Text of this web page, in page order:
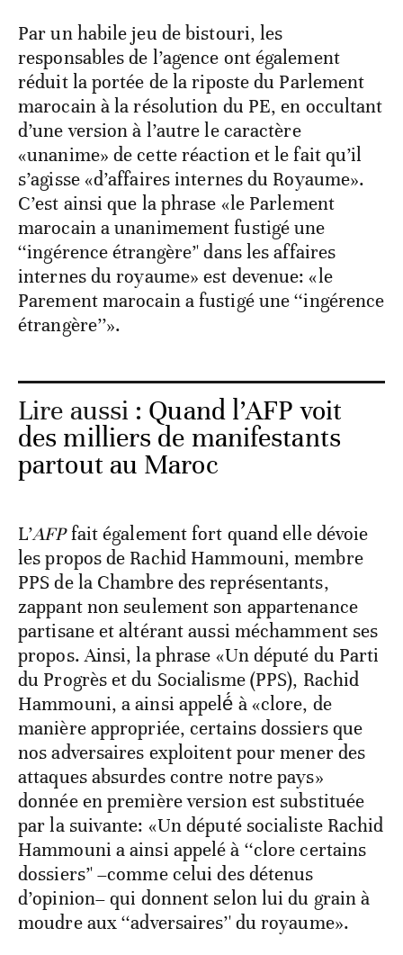
Par un habile jeu de bistouri, les
responsables de l’agence ont également
réduit la portée de la riposte du Parlement
marocain à la résolution du PE, en occultant
d’une version à l’autre le caractère
«unanime» de cette réaction et le fait qu’il
s’agisse «d’affaires internes du Royaume».
C’est ainsi que la phrase «le Parlement
marocain a unanimement fustigé une
‘‘ingérence étrangère’' dans les affaires
internes du royaume» est devenue: «le
Parement marocain a fustigé une ‘‘ingérence
étrangère’’».
Lire aussi : Quand l’AFP voit
des milliers de manifestants
partout au Maroc
L’AFPfait également fort quand elle dévoie
les propos de Rachid Hammouni, membre
PPS de la Chambre des représentants,
zappant non seulement son appartenance
partisane et altérant aussi méchamment ses
propos. Ainsi, la phrase «Un député du Parti
du Progrès et du Socialisme (PPS), Rachid
Hammouni, a ainsi appelé́ à «clore, de
manière appropriée, certains dossiers que
nos adversaires exploitent pour mener des
attaques absurdes contre notre pays»
donnée en première version est substituée
par la suivante: «Un député socialiste Rachid
Hammouni a ainsi appelé à ‘‘clore certains
dossiers’' –comme celui des détenus
d’opinion– qui donnent selon lui du grain à
moudre aux ‘‘adversaires’' du royaume».